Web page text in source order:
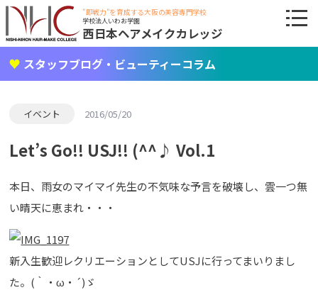
"即戦力"を育成する大阪の美容専門学校
学校法人いわお学園
西日本ヘアメイクカレッジ
スタッフブログ・ビューティーコラム
イベント 2016/05/20
Let’s Go!! USJ!! (^^♪ Vol.1
本日、雨女のマイマイ先生の不気味な予言を破壊し、雲一つ無
い晴天に恵まれ・・・
新入生歓迎レクリエーションとしてUSJに行ってまいりまし
た。(｀・ω・´)ゞ